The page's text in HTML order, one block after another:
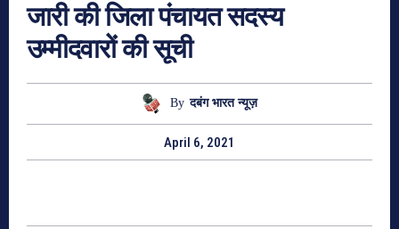
जारी की जिला पंचायत सदस्य
उम्मीदवारों की सूची
By दबंग भारत न्यूज़
April 6, 2021